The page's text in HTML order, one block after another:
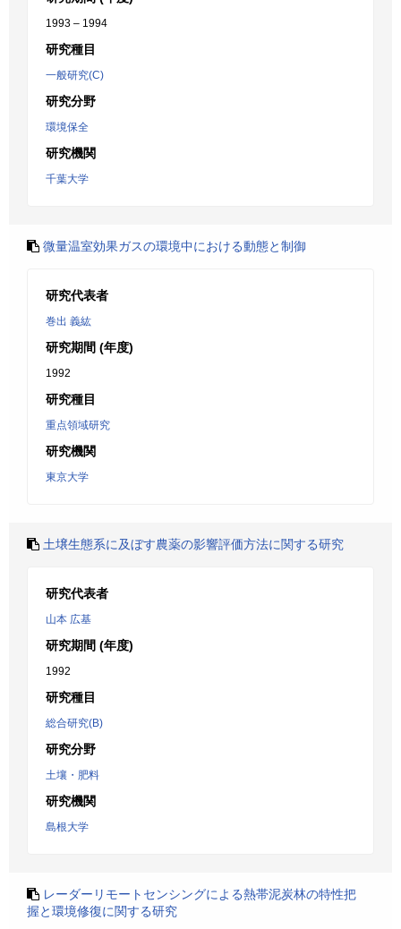
1993 – 1994
研究種目
一般研究(C)
研究分野
環境保全
研究機関
千葉大学
微量温室効果ガスの環境中における動態と制御
研究代表者
巻出 義紘
研究期間 (年度)
1992
研究種目
重点領域研究
研究機関
東京大学
土壌生態系に及ぼす農薬の影響評価方法に関する研究
研究代表者
山本 広基
研究期間 (年度)
1992
研究種目
総合研究(B)
研究分野
土壤・肥料
研究機関
島根大学
レーダーリモートセンシングによる熱帯泥炭林の特性把
握と環境修復に関する研究